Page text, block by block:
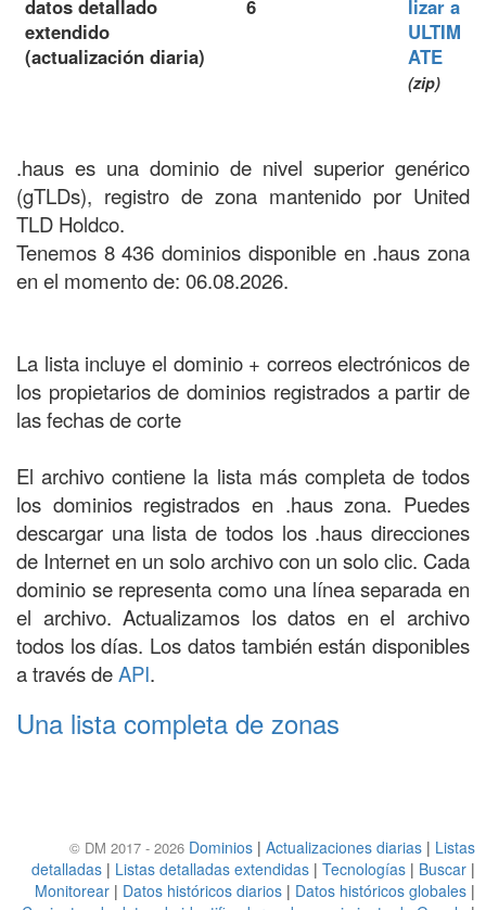
datos detallado
extendido
(actualización diaria)
6
lizar a
ULTIM
ATE
(zip)
.haus es una dominio de nivel superior genérico
(gTLDs), registro de zona mantenido por United
TLD Holdco.
Tenemos 8 436 dominios disponible en .haus zona
en el momento de: 06.08.2026.
La lista incluye el dominio + correos electrónicos de
los propietarios de dominios registrados a partir de
las fechas de corte
El archivo contiene la lista más completa de todos
los dominios registrados en .haus zona. Puedes
descargar una lista de todos los .haus direcciones
de Internet en un solo archivo con un solo clic. Cada
dominio se representa como una línea separada en
el archivo. Actualizamos los datos en el archivo
todos los días. Los datos también están disponibles
a través deAPI.
Una lista completa de zonas
© DM 2017 - 2026 Dominios | Actualizaciones diarias | Listas
detalladas | Listas detalladas extendidas | Tecnologías | Buscar |
Monitorear | Datos históricos diarios | Datos históricos globales |